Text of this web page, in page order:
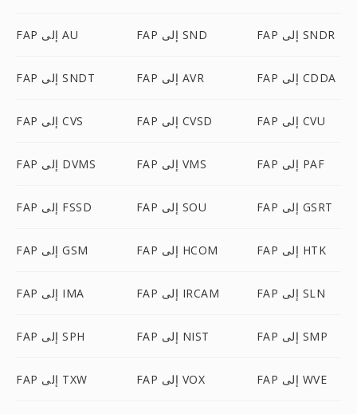
FAP إلى AU FAP إلى SND FAP إلى SNDR
FAP إلى SNDT FAP إلى AVR FAP إلى CDDA
FAP إلى CVS FAP إلى CVSD FAP إلى CVU
FAP إلى DVMS FAP إلى VMS FAP إلى PAF
FAP إلى FSSD FAP إلى SOU FAP إلى GSRT
FAP إلى GSM FAP إلى HCOM FAP إلى HTK
FAP إلى IMA FAP إلى IRCAM FAP إلى SLN
FAP إلى SPH FAP إلى NIST FAP إلى SMP
FAP إلى TXW FAP إلى VOX FAP إلى WVE